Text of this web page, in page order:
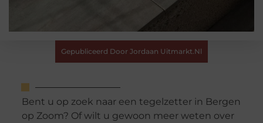
Gepubliceerd Door Jordaan Uitmarkt.nl
Bent u op zoek naar een tegelzetter in Bergen
op Zoom? Of wilt u gewoon meer weten over